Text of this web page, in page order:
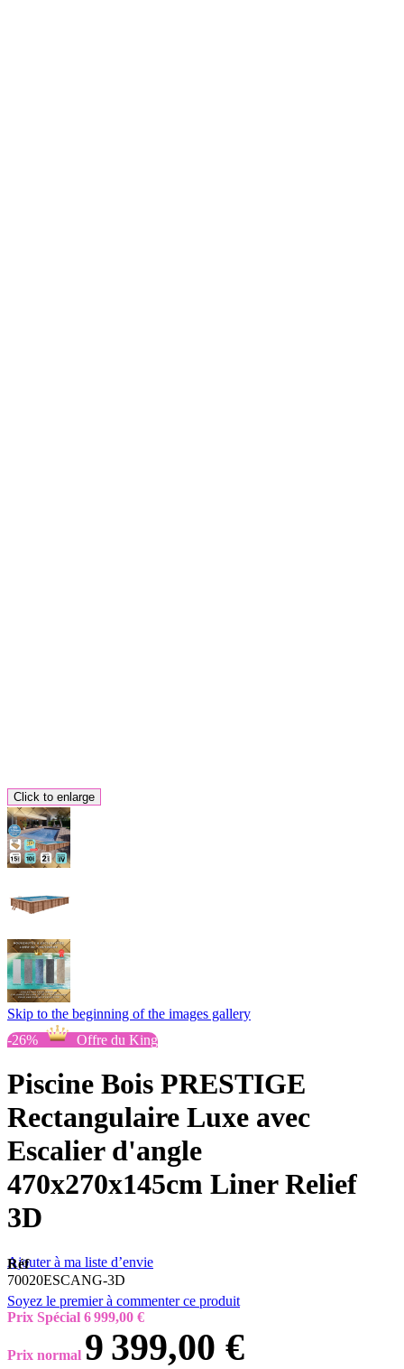
Click to enlarge
Skip to the beginning of the images gallery
-26%
Offre du King
Piscine Bois PRESTIGE
Rectangulaire Luxe avec
Escalier d'angle
470x270x145cm Liner Relief
3D
Ajouter à ma liste d’envie
Réf
70020ESCANG-3D
Soyez le premier à commenter ce produit
Prix Spécial 6 999,00 €
Prix normal 9 399,00 €